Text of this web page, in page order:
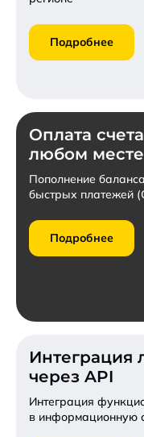
Подробнее
Оплата
любом месте
Пополнение
быстрых платежей
Подробнее
Интеграция
через API
Интеграция
в информационную